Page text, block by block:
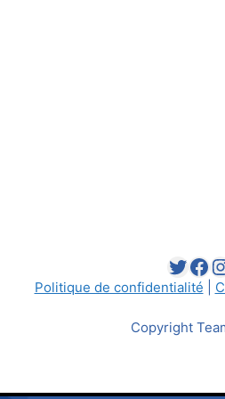
Politique de confidentialité
Copyright